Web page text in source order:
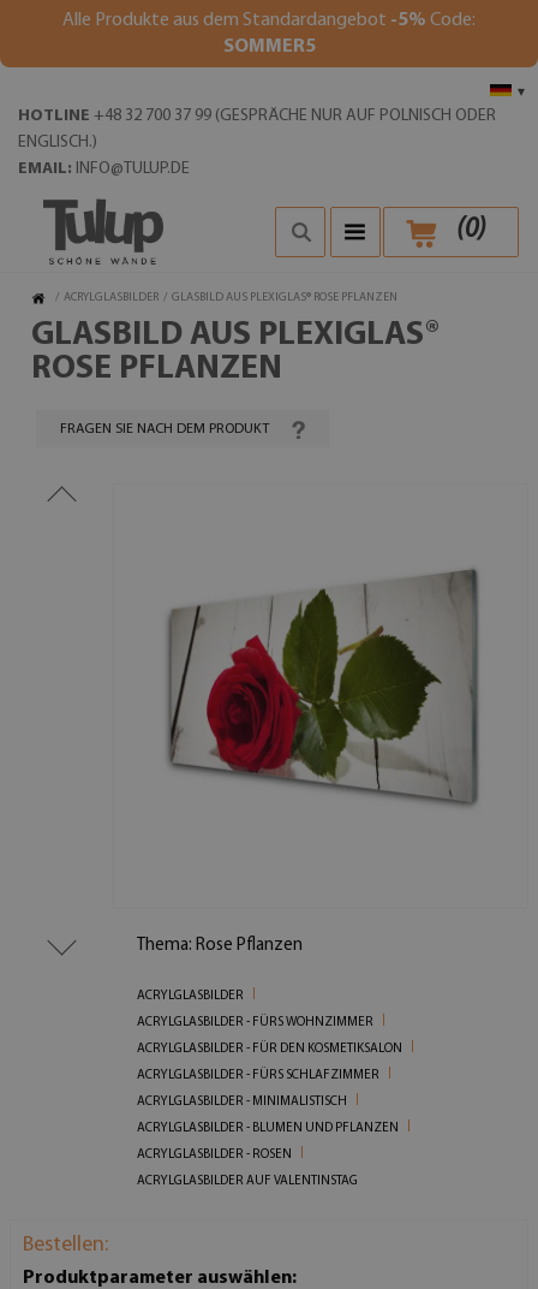
Alle Produkte aus dem Standardangebot -5% Code:
SOMMER5
▾
HOTLINE +48 32 700 37 99 (GESPRÄCHE NUR AUF POLNISCH ODER
ENGLISCH.)
EMAIL: INFO@TULUP.DE
(0)
/ ACRYLGLASBILDER / GLASBILD AUS PLEXIGLAS® ROSE PFLANZEN
GLASBILD AUS PLEXIGLAS®
ROSE PFLANZEN
FRAGEN SIE NACH DEM PRODUKT
Thema: Rose Pflanzen
ACRYLGLASBILDER
ACRYLGLASBILDER - FÜRS WOHNZIMMER
ACRYLGLASBILDER - FÜR DEN KOSMETIKSALON
ACRYLGLASBILDER - FÜRS SCHLAFZIMMER
ACRYLGLASBILDER - MINIMALISTISCH
ACRYLGLASBILDER - BLUMEN UND PFLANZEN
ACRYLGLASBILDER - ROSEN
ACRYLGLASBILDER AUF VALENTINSTAG
Bestellen:
Produktparameter auswählen: